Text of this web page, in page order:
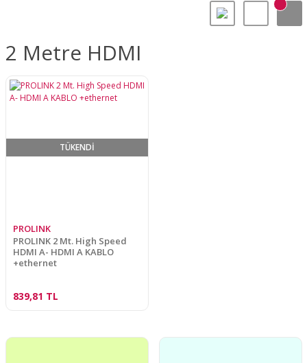
2 Metre HDMI
TÜKENDİ
PROLINK
PROLINK 2 Mt. High Speed
HDMI A- HDMI A KABLO
+ethernet
839,81 TL